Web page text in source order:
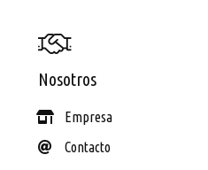
Nosotros
Empresa
Contacto